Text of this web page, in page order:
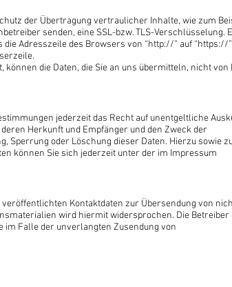
der Übertragung vertraulicher Inhalte, wie zum
senden, eine SSL-bzw. TLS-Verschlüsselung.
Adresszeile des Browsers von “http://” auf “https://”
können die Daten, die Sie an uns übermitteln, nicht von
jederzeit das Recht auf unentgeltliche
Herkunft und Empfänger und den Zweck der
Sperrung oder Löschung dieser Daten. Hierzu sowie
können Sie sich jederzeit unter der im Impressum
Kontaktdaten zur Übersendung von
wird hiermit widersprochen. Die Betreiber
Falle der unverlangten Zusendung von